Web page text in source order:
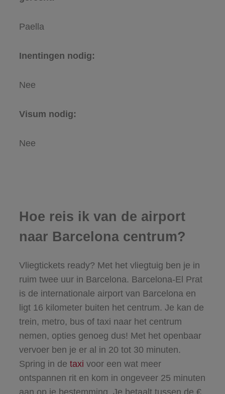
Paella
Inentingen nodig:
Nee
Visum nodig:
Nee
Hoe reis ik van de airport
naar Barcelona centrum?
Vliegtickets ready? Met het vliegtuig ben je in
ruim twee uur in Barcelona. Barcelona-El Prat
is de internationale airport van Barcelona en
ligt 16 kilometer buiten het centrum. Je kan de
trein, metro, bus of taxi naar het centrum
nemen, opties genoeg dus! Met het openbaar
vervoer ben je er al in 20 tot 30 minuten.
Spring in de taxi voor een wat meer
ontspannen rit en kom in ongeveer 25 minuten
aan op je bestemming. Je betaalt tussen de €